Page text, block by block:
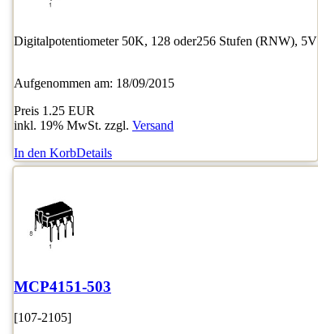
Digitalpotentiometer 50K, 128 oder256 Stufen (RNW), 5V
Aufgenommen am: 18/09/2015
Preis 1.25 EUR
inkl. 19% MwSt. zzgl. Versand
In den KorbDetails
MCP4151-503
[107-2105]